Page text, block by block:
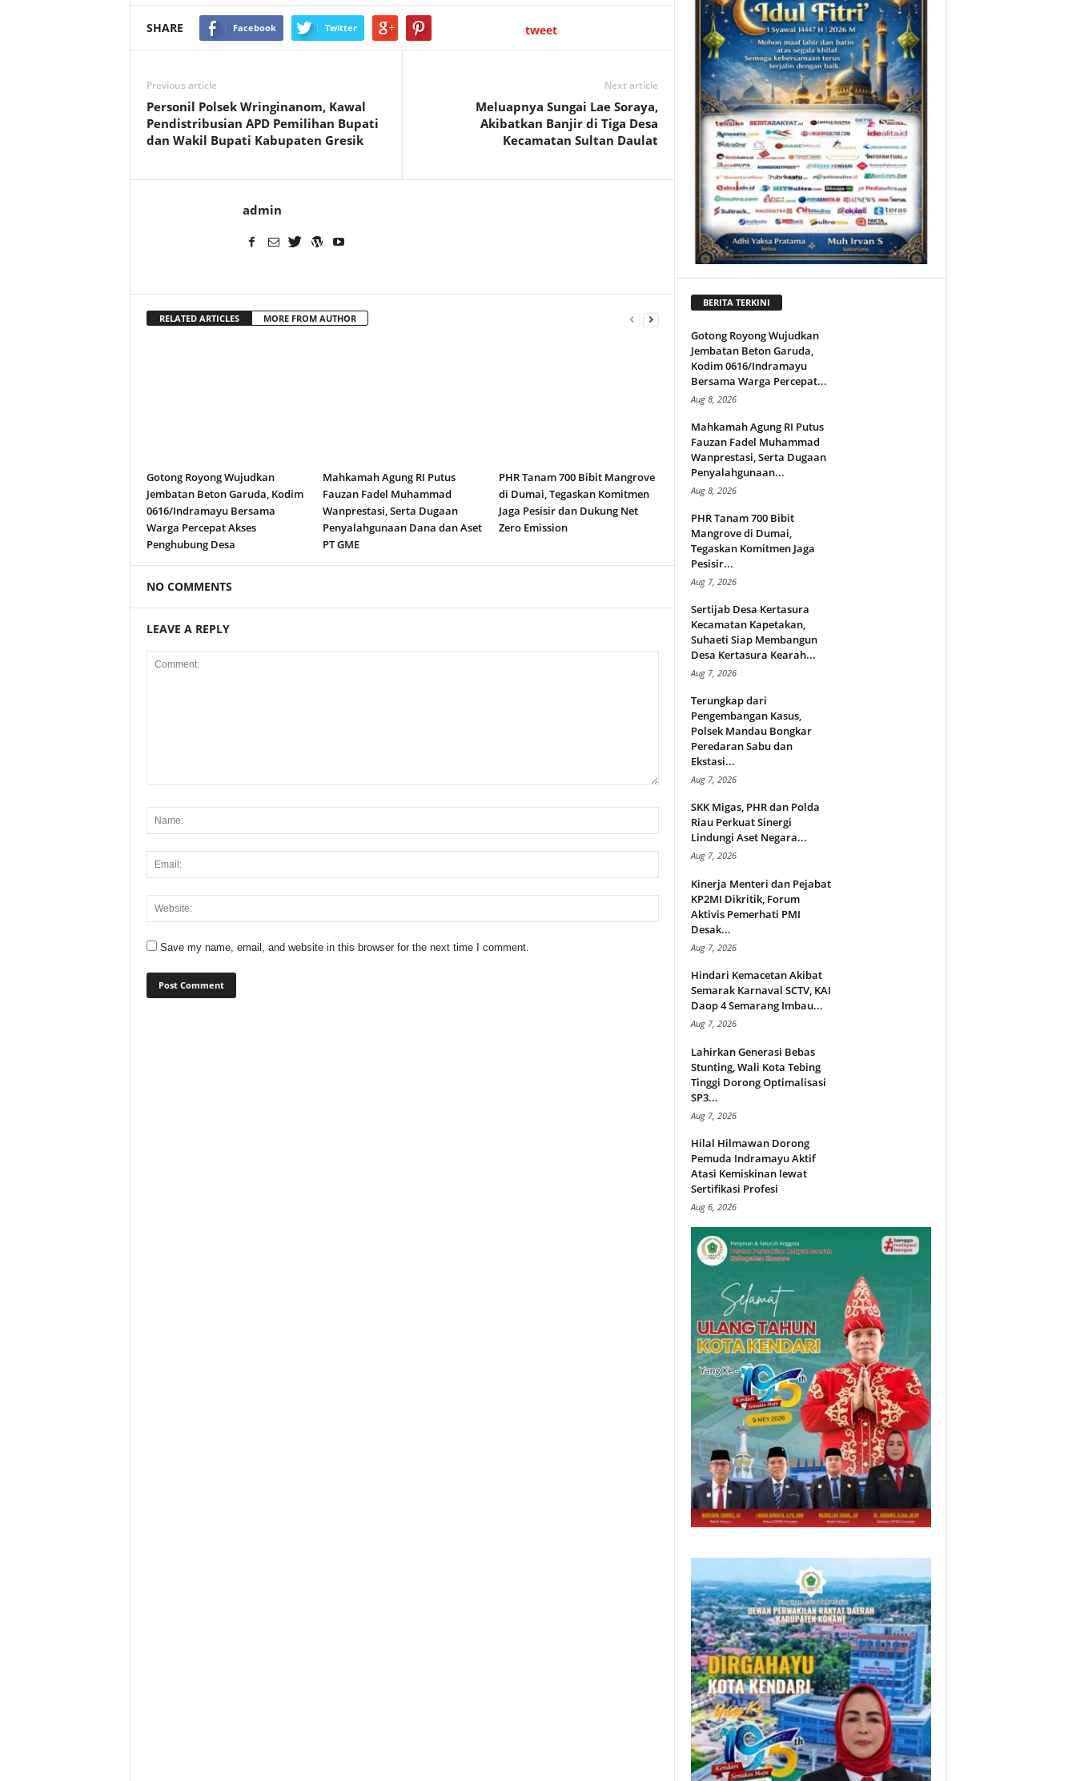
SHARE Facebook Twitter tweet
Previous article
Personil Polsek Wringinanom, Kawal
Pendistribusian APD Pemilihan Bupati
dan Wakil Bupati Kabupaten Gresik
Next article
Meluapnya Sungai Lae Soraya,
Akibatkan Banjir di Tiga Desa
Kecamatan Sultan Daulat
admin
RELATED ARTICLES MORE FROM AUTHOR
Gotong Royong Wujudkan
Jembatan Beton Garuda, Kodim
0616/Indramayu Bersama
Warga Percepat Akses
Penghubung Desa
Mahkamah Agung RI Putus
Fauzan Fadel Muhammad
Wanprestasi, Serta Dugaan
Penyalahgunaan Dana dan Aset
PT GME
PHR Tanam 700 Bibit Mangrove
di Dumai, Tegaskan Komitmen
Jaga Pesisir dan Dukung Net
Zero Emission
NO COMMENTS
LEAVE A REPLY
Save my name, email, and website in this browser for the next time I comment.
BERITA TERKINI
Gotong Royong Wujudkan
Jembatan Beton Garuda,
Kodim 0616/Indramayu
Bersama Warga Percepat...
Aug 8, 2026
Mahkamah Agung RI Putus
Fauzan Fadel Muhammad
Wanprestasi, Serta Dugaan
Penyalahgunaan...
Aug 8, 2026
PHR Tanam 700 Bibit
Mangrove di Dumai,
Tegaskan Komitmen Jaga
Pesisir...
Aug 7, 2026
Sertijab Desa Kertasura
Kecamatan Kapetakan,
Suhaeti Siap Membangun
Desa Kertasura Kearah...
Aug 7, 2026
Terungkap dari
Pengembangan Kasus,
Polsek Mandau Bongkar
Peredaran Sabu dan
Ekstasi...
Aug 7, 2026
SKK Migas, PHR dan Polda
Riau Perkuat Sinergi
Lindungi Aset Negara...
Aug 7, 2026
Kinerja Menteri dan Pejabat
KP2MI Dikritik, Forum
Aktivis Pemerhati PMI
Desak...
Aug 7, 2026
Hindari Kemacetan Akibat
Semarak Karnaval SCTV, KAI
Daop 4 Semarang Imbau...
Aug 7, 2026
Lahirkan Generasi Bebas
Stunting, Wali Kota Tebing
Tinggi Dorong Optimalisasi
SP3...
Aug 7, 2026
Hilal Hilmawan Dorong
Pemuda Indramayu Aktif
Atasi Kemiskinan lewat
Sertifikasi Profesi
Aug 6, 2026